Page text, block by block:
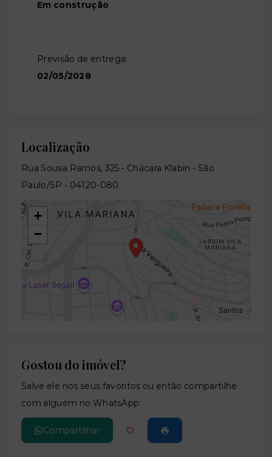
Em construção
Previsão de entrega:
02/05/2028
Localização
Rua Sousa Ramos, 325 - Chácara Klabin - São
Paulo/SP - 04120-080
+
−
Gostou do imóvel?
Salve ele nos seus favoritos ou então compartilhe
com alguém no WhatsApp:
Compartilhar